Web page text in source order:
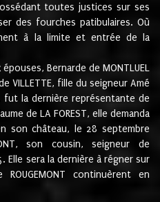
toutes justices sur ses
des fourches patibulaires. Où
à la limite et entrée de la
Bernarde de MONTLUEL
VILLETTE, fille du seigneur Amé
la dernière représentante de
de LA FOREST, elle demanda
son château, le 28 septembre
son cousin, seigneur de
Elle sera la dernière à régner sur
continuèrent en